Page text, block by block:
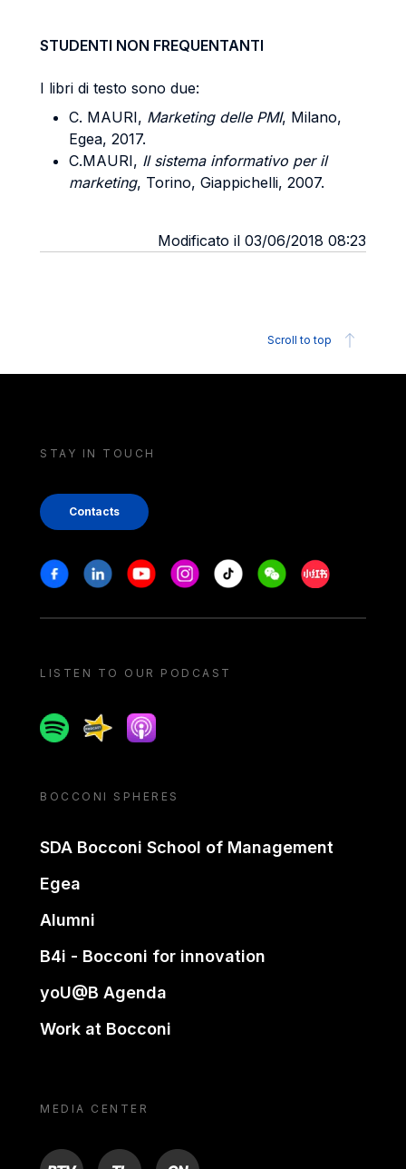
STUDENTI NON FREQUENTANTI
I libri di testo sono due:
C. MAURI, Marketing delle PMI, Milano,
Egea, 2017.
C.MAURI, Il sistema informativo per il
marketing, Torino, Giappichelli, 2007.
Modificato il 03/06/2018 08:23
Scroll to top
STAY IN TOUCH
Contacts
Stay in touch
FacebookLinkedinYoutubeInstagram
Tiktok WeechatXiaohongshu/
LISTEN TO OUR PODCAST
SpotifySpreakerApple podcast
BOCCONI SPHERES
SDA Bocconi School of Management
Egea
Alumni
B4i - Bocconi for innovation
yoU@B Agenda
Work at Bocconi
MEDIA CENTER
BTV TL ON